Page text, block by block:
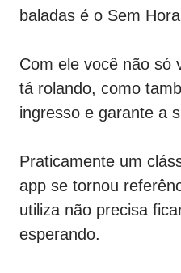
baladas é o Sem
Com ele você não só
tá rolando, como
ingresso e garante a
Praticamente um
app se tornou
utiliza não precisa
esperando.